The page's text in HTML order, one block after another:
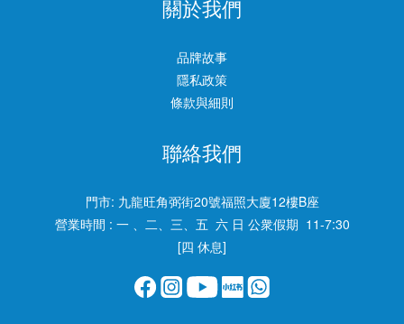
關於我們
品牌故事
隱私政策
條款與細則
聯絡我們
門市: 九龍旺角弼街20號福照大廈12樓B座
營業時間 : 一 、二、三、五 六 日 公衆假期 11-7:30
[四 休息]